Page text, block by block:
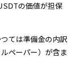
の価値が担保
つては準備金の内訳
ペーパー）が含ま